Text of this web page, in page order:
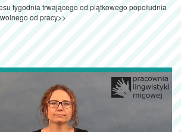
tygodnia trwającego od piątkowego popołudnia
od pracy>>